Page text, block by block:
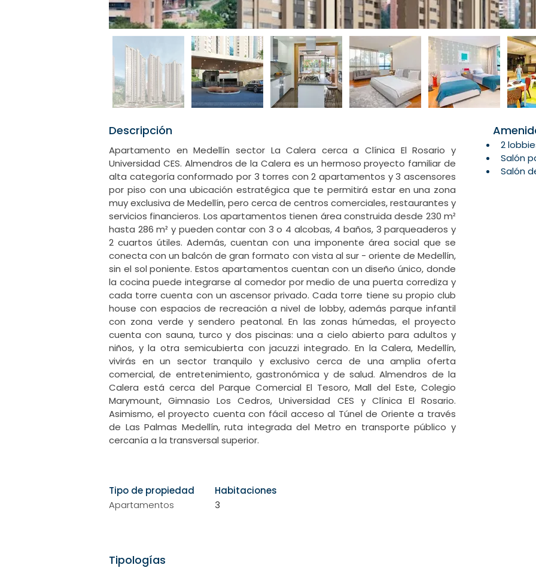
Descripción
Apartamento en Medellín sector La Calera cerca a Clínica El Rosario y
Universidad CES. Almendros de la Calera es un hermoso proyecto familiar de
alta categoría conformado por 3 torres con 2 apartamentos y 3 ascensores
por piso con una ubicación estratégica que te permitirá estar en una zona
muy exclusiva de Medellín, pero cerca de centros comerciales, restaurantes y
servicios financieros. Los apartamentos tienen área construida desde 230 m²
hasta 286 m² y pueden contar con 3 o 4 alcobas, 4 baños, 3 parqueaderos y
2 cuartos útiles. Además, cuentan con una imponente área social que se
conecta con un balcón de gran formato con vista al sur - oriente de Medellín,
sin el sol poniente. Estos apartamentos cuentan con un diseño único, donde
la cocina puede integrarse al comedor por medio de una puerta corrediza y
cada torre cuenta con un ascensor privado. Cada torre tiene su propio club
house con espacios de recreación a nivel de lobby, además parque infantil
con zona verde y sendero peatonal. En las zonas húmedas, el proyecto
cuenta con sauna, turco y dos piscinas: una a cielo abierto para adultos y
niños, y la otra semicubierta con jacuzzi integrado. En la Calera, Medellín,
vivirás en un sector tranquilo y exclusivo cerca de una amplia oferta
comercial, de entretenimiento, gastronómica y de salud. Almendros de la
Calera está cerca del Parque Comercial El Tesoro, Mall del Este, Colegio
Marymount, Gimnasio Los Cedros, Universidad CES y Clínica El Rosario.
Asimismo, el proyecto cuenta con fácil acceso al Túnel de Oriente a través
de Las Palmas Medellín, ruta integrada del Metro en transporte público y
cercanía a la transversal superior.
Tipo de propiedad
Apartamentos
Habitaciones
3
Tipologías